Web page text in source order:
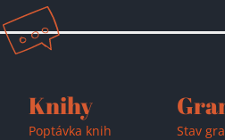
Přidáno do
Knihy
Poptávka knih
Stav